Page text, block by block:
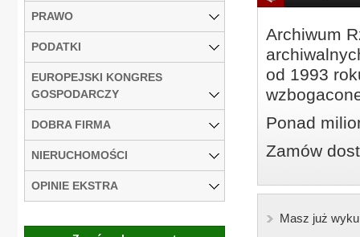
Archiwum
od 1993
Ponad
Zamów
Masz już
PRAWO
PODATKI
EUROPEJSKI KONGRES
GOSPODARCZY
DOBRA FIRMA
NIERUCHOMOŚCI
OPINIE EKSTRA